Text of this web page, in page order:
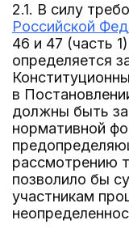
2.1. В силу
Российской
46 и 47 (часть
определяется
в
должны быть
нормативной
рассмотрению
позволило бы
участникам